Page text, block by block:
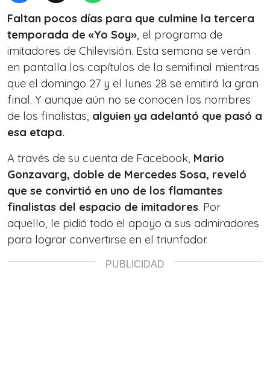
Faltan pocos días para que culmine la tercera
temporada de «Yo Soy», el programa de
imitadores de Chilevisión. Esta semana se verán
en pantalla los capítulos de la semifinal mientras
que el domingo 27 y el lunes 28 se emitirá la gran
final. Y aunque aún no se conocen los nombres
de los finalistas, alguien ya adelantó que pasó a
esa etapa.
A través de su cuenta de Facebook, Mario
Gonzavarg, doble de Mercedes Sosa, reveló
que se convirtió en uno de los flamantes
finalistas del espacio de imitadores. Por
aquello, le pidió todo el apoyo a sus admiradores
para lograr convertirse en el triunfador.